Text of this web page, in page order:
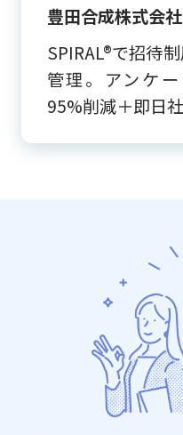
豊田合成株式会社
SPIRAL®で招待
管理。アンケ
95%削減＋即日